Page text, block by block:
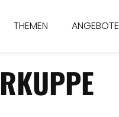
THEMEN ANGEBOTE